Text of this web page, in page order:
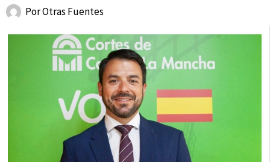
PorOtras Fuentes